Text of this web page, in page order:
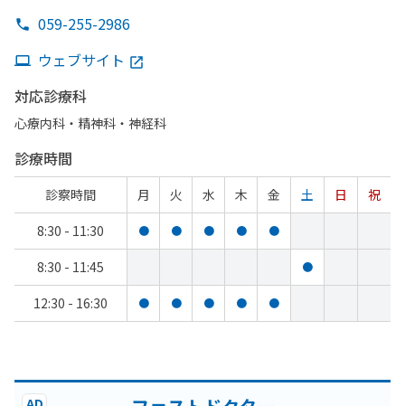
059-255-2986
ウェブサイト
対応診療科
心療内科・​精神科・神経科
診療時間
診察時間 月 火 水 木 金 土 日
祝
8:30 - 11:30
● ● ● ● ●
8:30 - 11:45 ●
12:30 - 16:30 ● ● ● ● ●